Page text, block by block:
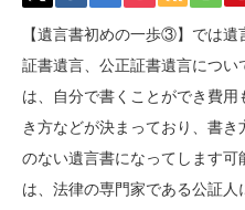
【遺言書初めの一歩③】では
証書遺言、公正証書遺言につ
は、自分で書くことができ費
き方などが決まっており、書
のない遺言書になってします
は、法律の専門家である公証